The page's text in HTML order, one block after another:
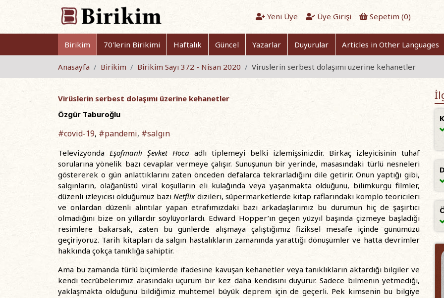
Yeni Üye Üye Girişi Sepetim (0)
Birikim 70'lerin Birikimi Haftalık Güncel Yazarlar Duyurular Articles in Other Languages
Anasayfa Birikim Birikim Sayı 372 - Nisan 2020 Virüslerin serbest dolaşımı üzerine kehanetler
Virüslerin serbest dolaşımı üzerine kehanetler
Özgür Taburoğlu
#covid-19, #pandemi, #salgın
Televizyonda Eşofmanlı Şevket Hoca adlı tiplemeyi belki izlemişsinizdir. Birkaç izleyicisinin tuhaf
sorularına yönelik bazı cevaplar vermeye çalışır. Sunuşunun bir yerinde, masasındaki türlü nesneleri
göstererek o gün anlattıklarını zaten önceden defalarca tekrarladığını dile getirir. Onun yaptığı gibi,
salgınların, olağanüstü viral koşulların eli kulağında veya yaşanmakta olduğunu, bilimkurgu filmler,
düzenli izleyicisi olduğumuz bazıNetflixdizileri, süpermarketlerde kitap raflarındaki komplo teoricileri
ve onlardan düzenli alıntılar yapan etrafımızdaki bazı arkadaşlarımız bu durumun hiç de şaşırtıcı
olmadığını bize on yıllardır söylüyorlardı. Edward Hopper’ın geçen yüzyıl başında çizmeye başladığı
resimlere bakarsak, zaten bu günlerde alışmaya çalıştığımız fiziksel mesafe içinde günümüzü
geçiriyoruz. Tarih kitapları da salgın hastalıkların zamanında yarattığı dönüşümler ve hatta devrimler
hakkında çokça tanıklığa sahiptir.
Ama bu zamanda türlü biçimlerde ifadesine kavuşan kehanetler veya tanıklıkların aktardığı bilgiler ve
kendi tecrübelerimiz arasındaki uçurum bir kez daha kendisini duyurur. Sadece bilmenin yetmediği,
yaklaşmakta olduğunu bildiğimiz muhtemel büyük deprem için de geçerli. Pek kimsenin bu bilgiye